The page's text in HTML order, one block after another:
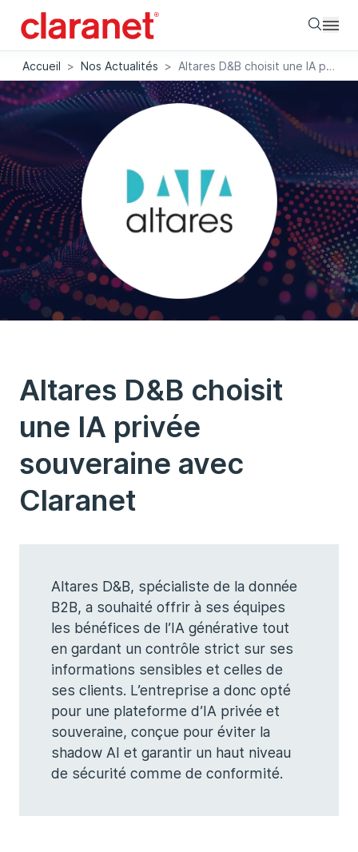
Accueil > Nos Actualités > Altares D&B choisit une IA privée souveraine avec Claranet
Altares D&B choisit
une IA privée
souveraine avec
Claranet
Altares D&B, spécialiste de la donnée
B2B, a souhaité offrir à ses équipes
les bénéfices de l’IA générative tout
en gardant un contrôle strict sur ses
informations sensibles et celles de
ses clients. L’entreprise a donc opté
pour une plateforme d’IA privée et
souveraine, conçue pour éviter la
shadow AI et garantir un haut niveau
de sécurité comme de conformité.